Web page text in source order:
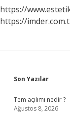
https://
https://
Son Yazılar
Tem açılımı nedir ?
Ağustos 8, 2026